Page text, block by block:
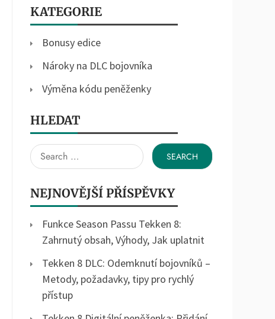
KATEGORIE
Bonusy edice
Nároky na DLC bojovníka
Výměna kódu peněženky
HLEDAT
Search
for:
NEJNOVĚJŠÍ PŘÍSPĚVKY
Funkce Season Passu Tekken 8:
Zahrnutý obsah, Výhody, Jak uplatnit
Tekken 8 DLC: Odemknutí bojovníků –
Metody, požadavky, tipy pro rychlý
přístup